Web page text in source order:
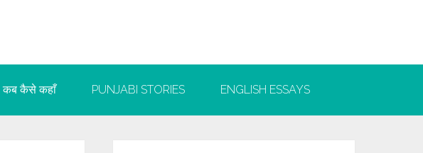
कब कैसे कहाँ PUNJABI STORIES ENGLISH ESSAYS